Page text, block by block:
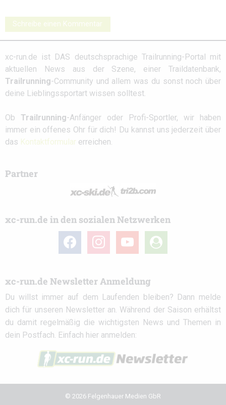
Schreibe einen Kommentar
xc-run.de ist DAS deutschsprachige Trailrunning-Portal mit
aktuellen News aus der Szene, einer Traildatenbank,
Trailrunning-Community und allem was du sonst noch über
deine Lieblingssportart wissen solltest.
Ob Trailrunning-Anfänger oder Profi-Sportler, wir haben
immer ein offenes Ohr für dich! Du kannst uns jederzeit über
das Kontaktformular erreichen.
Partner
xc-run.de in den sozialen Netzwerken
facebook instagramyoutube
user-
circle
xc-run.de Newsletter Anmeldung
Du willst immer auf dem Laufenden bleiben? Dann melde
dich für unseren Newsletter an. Während der Saison erhältst
du damit regelmäßig die wichtigsten News und Themen in
dein Postfach. Einfach hier anmelden:
© 2026 Felgenhauer Medien GbR